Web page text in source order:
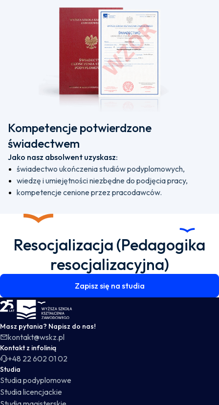
Kompetencje potwierdzone
świadectwem
Jako nasz absolwent uzyskasz:
świadectwo ukończenia studiów podyplomowych,
wiedzę i umiejętności niezbędne do podjęcia pracy,
kompetencje cenione przez pracodawców.
Resocjalizacja (Pedagogika
resocjalizacyjna)
Zapisz się na studia
WSKZ - strona główna
Masz pytania? Napisz do nas!
kontakt@wskz.pl
Kontakt z infolinią
+48 22 602 01 02
Studia
Studia podyplomowe
Studia licencjackie